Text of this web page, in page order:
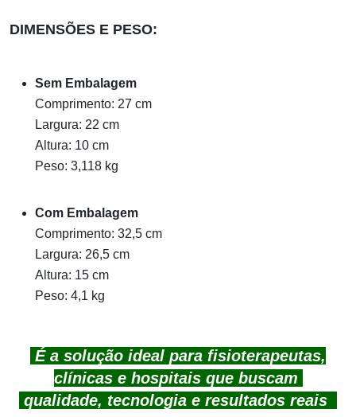
DIMENSÕES E PESO:
Sem Embalagem
Comprimento: 27 cm
Largura: 22 cm
Altura: 10 cm
Peso: 3,118 kg
Com Embalagem
Comprimento: 32,5 cm
Largura: 26,5 cm
Altura: 15 cm
Peso: 4,1 kg
É a solução ideal para fisioterapeutas,
clínicas e hospitais que buscam
qualidade, tecnologia e resultados reais